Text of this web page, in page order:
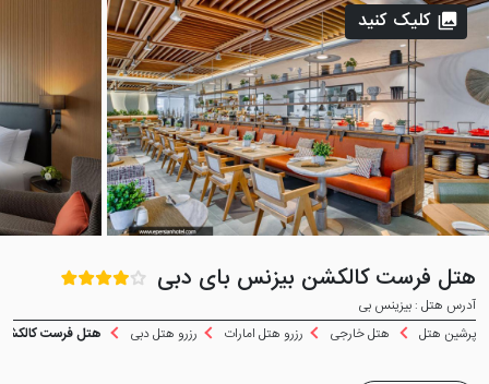
هتل فرست کالکشن بیزنس بای دبی
آدرس هتل : بیزینس بی
پرشین هتل
هتل خارجی رزرو هتل امارات رزرو هتل دبی هتل فرست
کلیک کنید